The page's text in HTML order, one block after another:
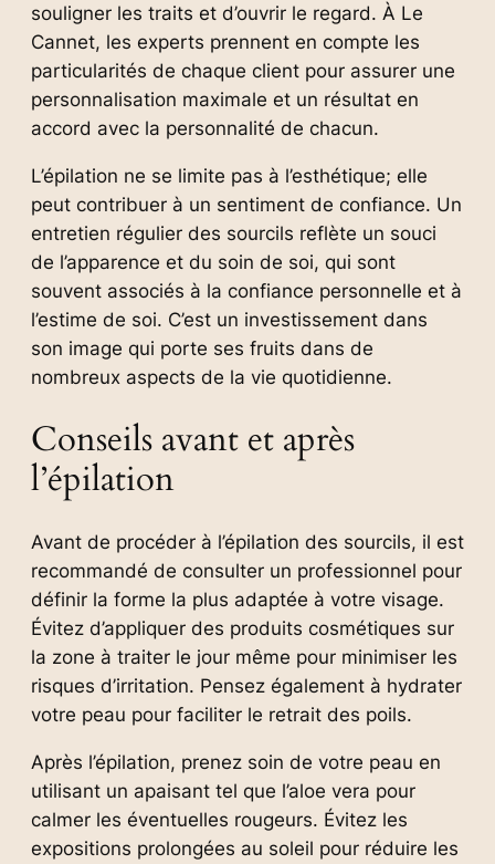
souligner les traits et d’ouvrir le regard. À Le
Cannet, les experts prennent en compte les
particularités de chaque client pour assurer une
personnalisation maximale et un résultat en
accord avec la personnalité de chacun.
L’épilation ne se limite pas à l’esthétique; elle
peut contribuer à un sentiment de confiance. Un
entretien régulier des sourcils reflète un souci
de l’apparence et du soin de soi, qui sont
souvent associés à la confiance personnelle et à
l’estime de soi. C’est un investissement dans
son image qui porte ses fruits dans de
nombreux aspects de la vie quotidienne.
Conseils avant et après
l’épilation
Avant de procéder à l’épilation des sourcils, il est
recommandé de consulter un professionnel pour
définir la forme la plus adaptée à votre visage.
Évitez d’appliquer des produits cosmétiques sur
la zone à traiter le jour même pour minimiser les
risques d’irritation. Pensez également à hydrater
votre peau pour faciliter le retrait des poils.
Après l’épilation, prenez soin de votre peau en
utilisant un apaisant tel que l’aloe vera pour
calmer les éventuelles rougeurs. Évitez les
expositions prolongées au soleil pour réduire les